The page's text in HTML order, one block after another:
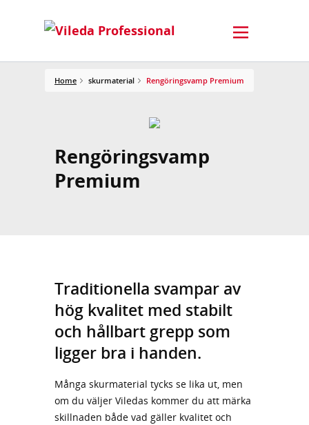
Home skurmaterial Rengöringsvamp Premium
Rengöringsvamp
Premium
Traditionella svampar av
hög kvalitet med stabilt
och hållbart grepp som
ligger bra i handen.
Många skurmaterial tycks se lika ut, men
om du väljer Viledas kommer du att märka
skillnaden både vad gäller kvalitet och